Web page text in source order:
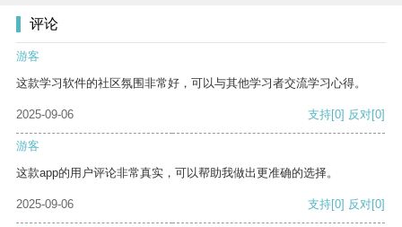
评论
游客
这款学习软件的社区氛围非常好，可以与其他学习者交流学习心得。
2025-09-06 支持[0] 反对[0]
游客
这款app的用户评论非常真实，可以帮助我做出更准确的选择。
2025-09-06 支持[0] 反对[0]